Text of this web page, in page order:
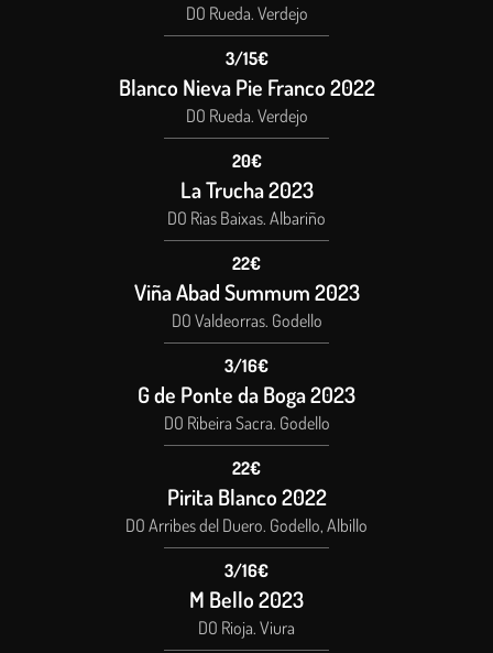
DO Rueda. Verdejo
3/15€
Blanco Nieva Pie Franco 2022
DO Rueda. Verdejo
20€
La Trucha 2023
DO Rias Baixas. Albariño
22€
Viña Abad Summum 2023
DO Valdeorras. Godello
3/16€
G de Ponte da Boga 2023
DO Ribeira Sacra. Godello
22€
Pirita Blanco 2022
DO Arribes del Duero. Godello, Albillo
3/16€
M Bello 2023
DO Rioja. Viura